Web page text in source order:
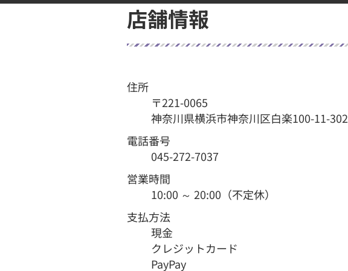
店舗情報
住所
〒221-0065
神奈川県横浜市神奈川区白楽100-11-302
電話番号
045-272-7037
営業時間
10:00 ～ 20:00（不定休）
支払方法
現金
クレジットカード
PayPay